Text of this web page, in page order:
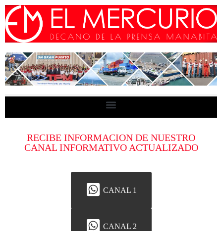
RECIBE INFORMACION DE NUESTRO
CANAL INFORMATIVO ACTUALIZADO
CANAL 1
CANAL 2